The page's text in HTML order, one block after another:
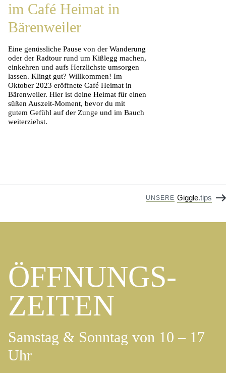
im Café Heimat in
Bärenweiler
Eine genüssliche Pause von der Wanderung
oder der Radtour rund um Kißlegg machen,
einkehren und aufs Herzlichste umsorgen
lassen. Klingt gut? Willkommen! Im
Oktober 2023 eröffnete Café Heimat in
Bärenweiler. Hier ist deine Heimat für einen
süßen Auszeit-Moment, bevor du mit
gutem Gefühl auf der Zunge und im Bauch
weiterziehst.
UNSERE Giggle.tips
ÖFFNUNGS­
ZEITEN
Samstag & Sonntag von 10 – 17
Uhr